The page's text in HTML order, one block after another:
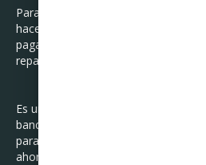
Para ayudar a los deudores que
hacer frente a sus deudas, pero aun
pagarlas, existen especialistas en la
reparadora de crédito Curadeuda.
Es una institución que vela por el
bancarias, de tiendas
para liquidarlas pagando mucho
ahorro que les permita no afectar su